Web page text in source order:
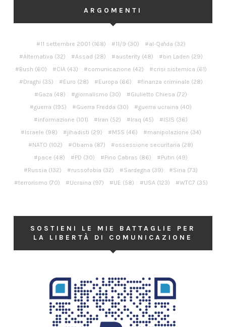
ARGOMENTI
11 settembre 2001 (168) 11/9 (30) al-Qa'ida (32)
Alternativa (32) Assad (28) austerity (48) bin Laden (29)
Bush (60) CIA(43) comunicazione (42) crisi sistemica (61)
Draghi (35) Euro (28) Europa (66) finanza criminale (28)
Gaza (48) giornalismo (30) Giulietto Chiesa (72)
guerra (195) Guerra Fredda (30) guerra ucraina (40)
informazione (101) Iran (52) Iraq (45) ISIS (36)
Israele (98) jihadisti (29) M5S (46) manipolazione (34)
NATO (102) Obama (87) ossessione securitaria (28)
pace (48) PD (30) Pino Cabras (86) Putin (49)
Russia (132) russofobia (32) Sardegna (39) Siria (73)
terrorismo (70) Ucraina (97) UE (58) USA(123) WTC7 (35)
SOSTIENI LE MIE BATTAGLIE PER
LA LIBERTÀ DI COMUNICAZIONE